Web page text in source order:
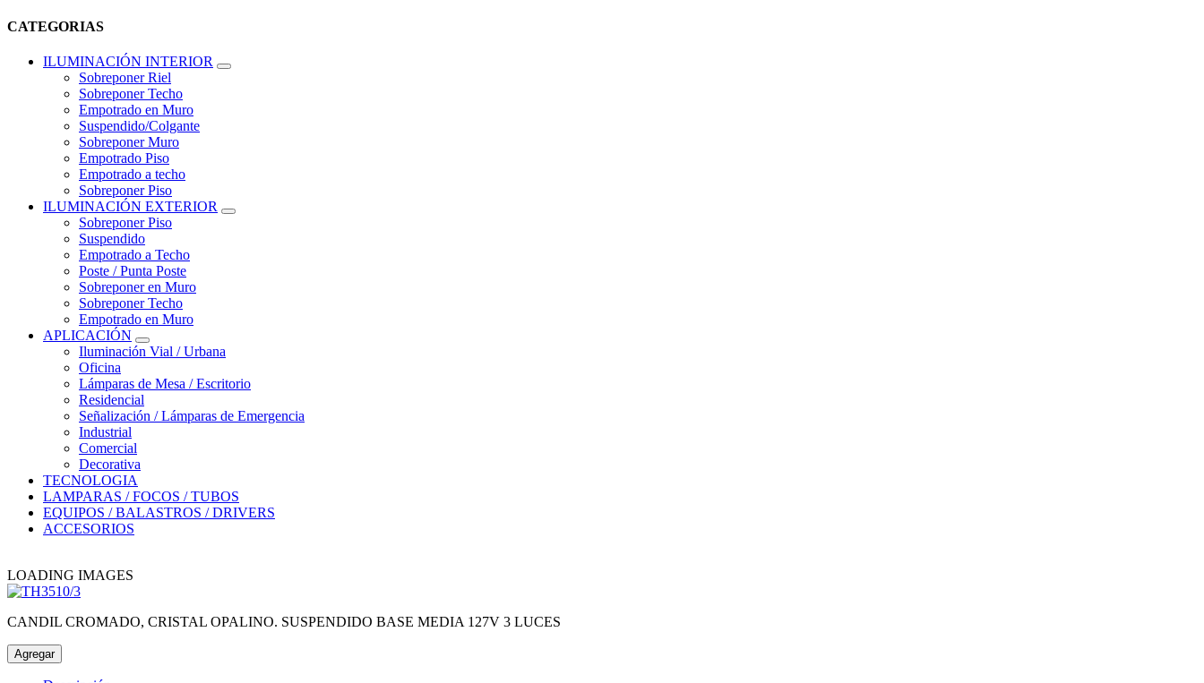
CATEGORIAS
ILUMINACIÓN INTERIOR
Sobreponer Riel
Sobreponer Techo
Empotrado en Muro
Suspendido/Colgante
Sobreponer Muro
Empotrado Piso
Empotrado a techo
Sobreponer Piso
ILUMINACIÓN EXTERIOR
Sobreponer Piso
Suspendido
Empotrado a Techo
Poste / Punta Poste
Sobreponer en Muro
Sobreponer Techo
Empotrado en Muro
APLICACIÓN
Iluminación Vial / Urbana
Oficina
Lámparas de Mesa / Escritorio
Residencial
Señalización / Lámparas de Emergencia
Industrial
Comercial
Decorativa
TECNOLOGIA
LAMPARAS / FOCOS / TUBOS
EQUIPOS / BALASTROS / DRIVERS
ACCESORIOS
LOADING IMAGES
CANDIL CROMADO, CRISTAL OPALINO. SUSPENDIDO BASE MEDIA 127V 3 LUCES
Agregar